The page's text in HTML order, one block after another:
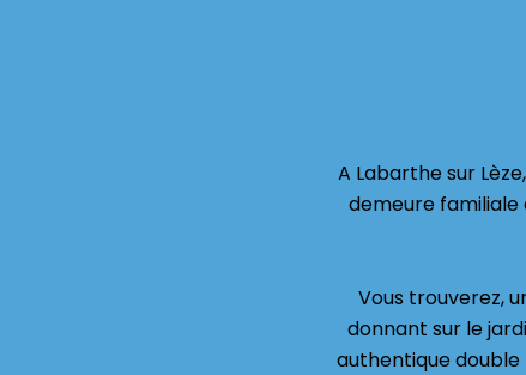
A Labarthe sur
demeure familiale
Vous trouverez,
donnant sur le
authentique double